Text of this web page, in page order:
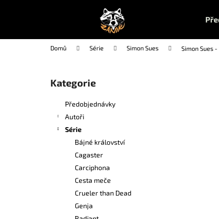
Domů Série Simon Sues Simon Sues -
Přeskočit
kategorie
Kategorie
Předobjednávky
Autoři
Série
Bájné království
Cagaster
Carciphona
Cesta meče
Crueler than Dead
Genja
í
do
do
UČEBNA POMSTY 1